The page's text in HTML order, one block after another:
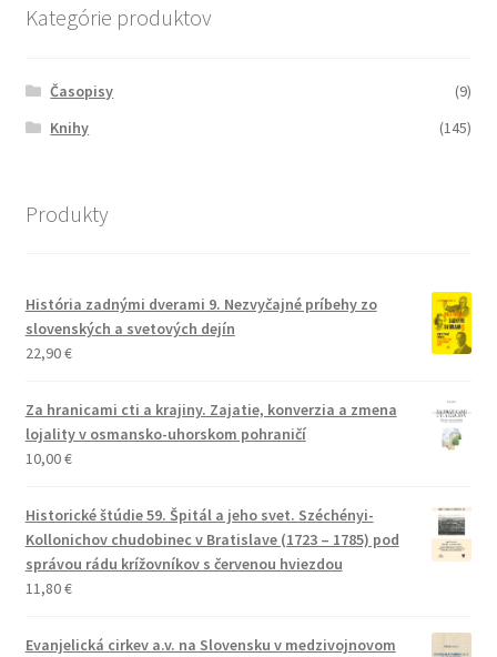
Kategórie produktov
Časopisy
(9)
Knihy
(145)
Produkty
História zadnými dverami 9. Nezvyčajné príbehy zo
slovenských a svetových dejín
22,90€
Za hranicami cti a krajiny. Zajatie, konverzia a zmena
lojality v osmansko-uhorskom pohraničí
10,00€
Historické štúdie 59. Špitál a jeho svet. Széchényi-
Kollonichov chudobinec v Bratislave (1723 – 1785) pod
správou rádu krížovníkov s červenou hviezdou
11,80€
Evanjelická cirkev a.v. na Slovensku v medzivojnovom